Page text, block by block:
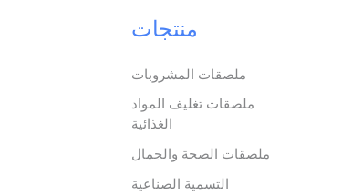
منتجات
ملصقات المشروبات
ملصقات تغليف المواد
الغذائية
ملصقات الصحة والجمال
التسمية الصناعية